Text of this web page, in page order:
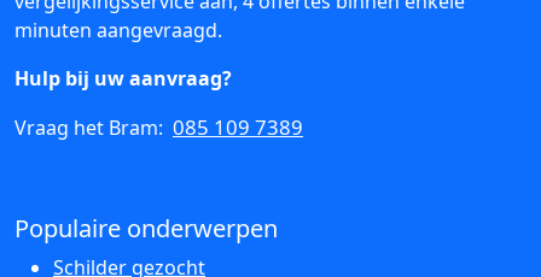
minuten aangevraagd.
Hulp bij uw aanvraag?
Vraag het Bram: 085 109 7389
Populaire onderwerpen
Schilder gezocht